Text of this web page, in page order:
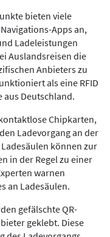
bieten viele
Apps an,
Ladeleistungen
Auslandsreisen die
Anbieters zu
als eine RFID
aus Deutschland.
Chipkarten,
Ladevorgang an der
können zur
in der Regel zu einer
warnen
an Ladesäulen.
gefälschte QR-
geklebt. Diese